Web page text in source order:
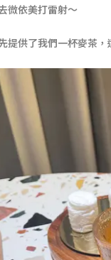
微依美打雷射～
提供了我們一杯麥茶